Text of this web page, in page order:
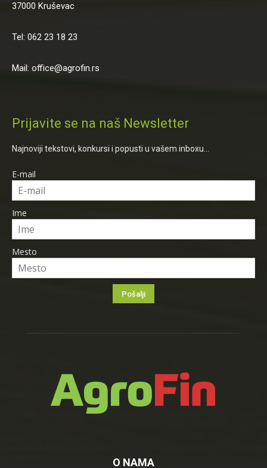
37000 Kruševac
Tel: 062 23 18 23
Mail: office@agrofin.rs
Prijavite se na naš Newsletter
Najnoviji tekstovi, konkursi i popusti u vašem inboxu...
E-mail
Ime
Mesto
O NAMA